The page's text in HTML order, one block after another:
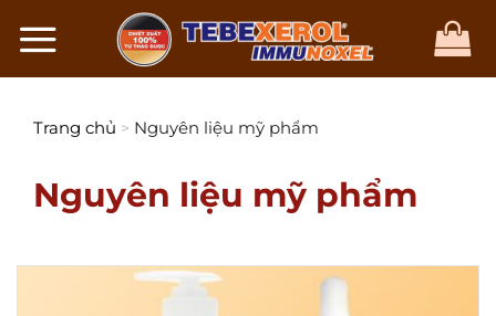
đến
Trang chủ > Nguyên liệu mỹ phẩm
Nguyên liệu mỹ phẩm